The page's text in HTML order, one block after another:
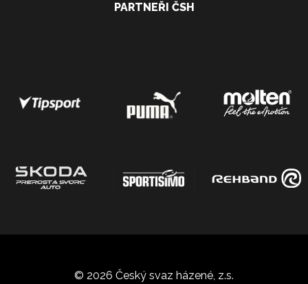
PARTNEŘI ČSH
© 2026 Český svaz házené, z.s.